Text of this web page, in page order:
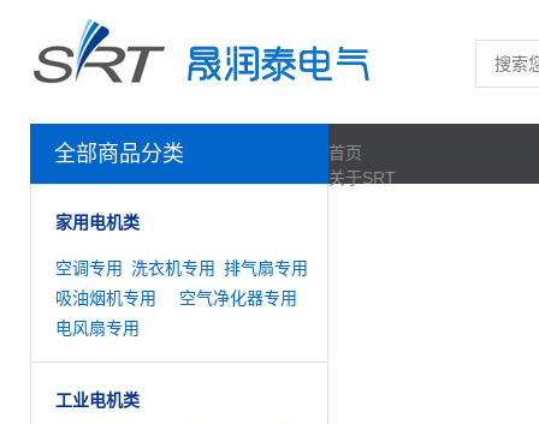
全部商品分类
家用电机类
空调专用 洗衣机专用 排气扇专用
吸油烟机专用
空气净化器专用
电风扇专用
工业电机类
首页
关于SRT
组织架构
服务承诺
服务流程
服务热线
加盟条件